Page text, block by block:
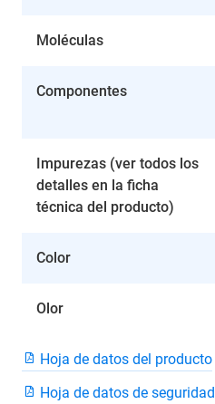
Moléculas
Componentes
Impurezas (ver todos los
detalles en la ficha
técnica del producto)
Color
Olor
Hoja de datos del producto
Hoja de datos de seguridad